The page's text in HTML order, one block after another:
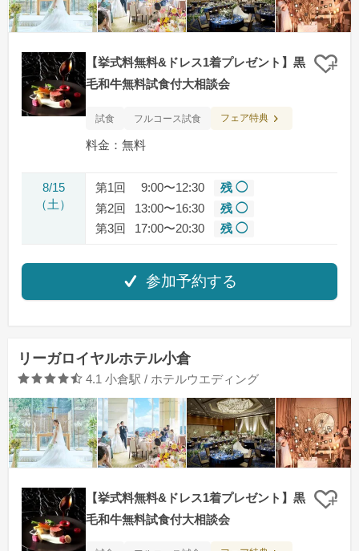
【挙式料無料&ドレス1着プレゼント】黒
毛和牛無料試食付大相談会
クリ
試食 フルコース試食 フェア特典
料金：無料
8/15
（土）
第1回 9:00〜12:30
残 ◯
第2回
13:00〜16:30
残 ◯
第3回
17:00〜20:30 残 ◯
参加予約する
リーガロイヤルホテル小倉
口コミ評価
4.1 小倉駅 / ホテルウエディング
【挙式料無料&ドレス1着プレゼント】黒
毛和牛無料試食付大相談会
クリ